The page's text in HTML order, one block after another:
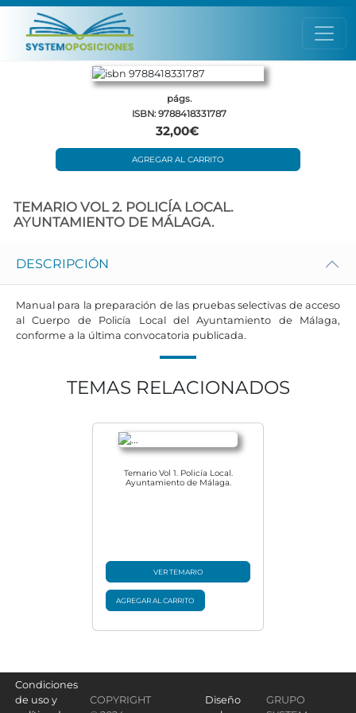
págs.
ISBN: 9788418331787
32,00€
AGREGAR AL CARRITO
TEMARIO VOL 2. POLICÍA LOCAL.
AYUNTAMIENTO DE MÁLAGA.
DESCRIPCIÓN
Manual para la preparación de las pruebas selectivas de acceso
al Cuerpo de Policía Local del Ayuntamiento de Málaga,
conforme a la última convocatoria publicada.
TEMAS RELACIONADOS
Temario Vol 1. Policía Local.
Ayuntamiento de Málaga.
VER TEMARIO
AGREGAR AL CARRITO
Condiciones
de uso y
COPYRIGHT
Diseño
GRUPO